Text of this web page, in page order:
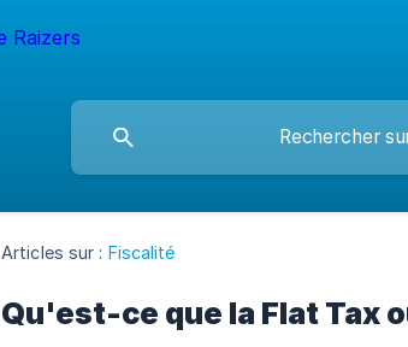
Articles sur : Fiscalité
Qu'est-ce que la Flat Tax